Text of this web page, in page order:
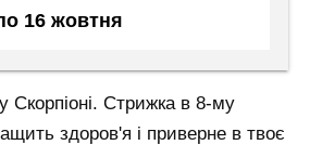
16 жовтня
Скорпіоні. Стрижка в 8-му
здоров'я і приверне в твоє